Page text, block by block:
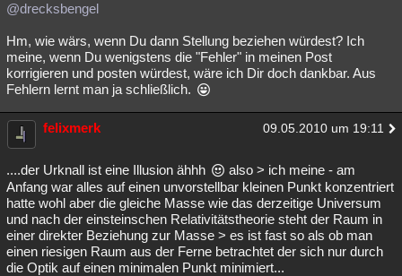
@drecksbengel
Hm, wie wärs, wenn Du dann Stellung beziehen würdest? Ich
meine, wenn Du wenigstens die "Fehler" in meinen Post
korrigieren und posten würdest, wäre ich Dir doch dankbar. Aus
Fehlern lernt man ja schließlich.
felixmerk 09.05.2010 um 19:11
....der Urknall ist eine Illusion ähhh
also > ich meine - am
Anfang war alles auf einen unvorstellbar kleinen Punkt konzentriert
hatte wohl aber die gleiche Masse wie das derzeitige Universum
und nach der einsteinschen Relativitätstheorie steht der Raum in
einer direkter Beziehung zur Masse > es ist fast so als ob man
einen riesigen Raum aus der Ferne betrachtet der sich nur durch
die Optik auf einen minimalen Punkt minimiert...